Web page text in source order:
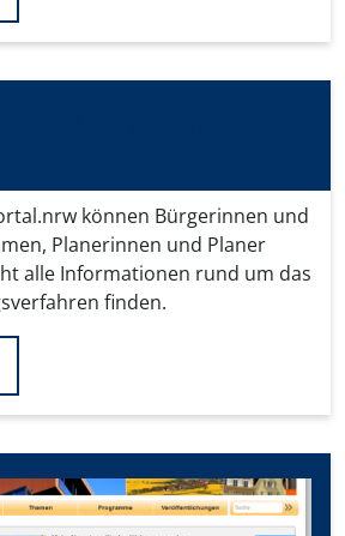
können Bürgerinnen und
Planerinnen und Planer
alle Informationen rund um das
finden.